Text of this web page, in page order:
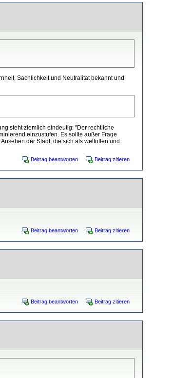
Sachlichkeit und Neutralität bekannt und
steht ziemlich eindeutig: "Der rechtliche
einzustufen. Es sollte außer Frage
der Stadt, die sich als weltoffen und
Beitrag beantworten Beitrag zitieren
Beitrag beantworten Beitrag zitieren
Beitrag beantworten Beitrag zitieren